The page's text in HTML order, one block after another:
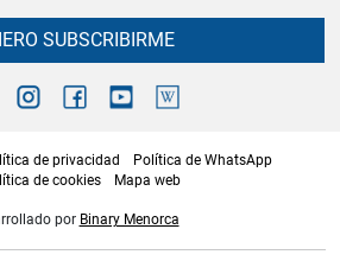
SUBSCRIBIRME
de privacidad
Política de WhatsApp
de cookies
Mapa web
por Binary Menorca